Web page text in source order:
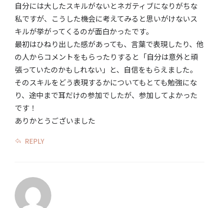
自分には大したスキルがないとネガティブになりがちな
私ですが、こうした機会に考えてみると思いがけないス
キルが挙がってくるのが面白かったです。
最初はひねり出した感があっても、言葉で表現したり、他
の人からコメントをもらったりすると「自分は意外と頑
張っていたのかもしれない」と、自信をもらえました。
そのスキルをどう表現するかについてもとても勉強にな
り、途中まで耳だけの参加でしたが、参加してよかった
です！
ありかとうございました
REPLY